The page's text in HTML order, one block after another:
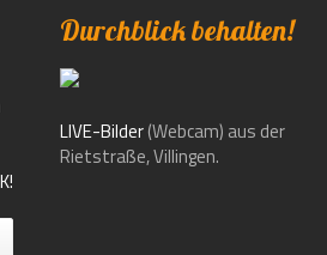
Durchblick behalten!
LIVE-Bilder(Webcam) aus der
Rietstraße, Villingen.